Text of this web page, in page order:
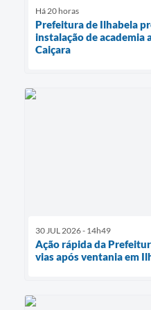
Há 20 horas
Prefeitura de Ilhabela
instalação de academia
Caiçara
30 JUL 2026 - 14h49
Ação rápida da
vias após ventania em